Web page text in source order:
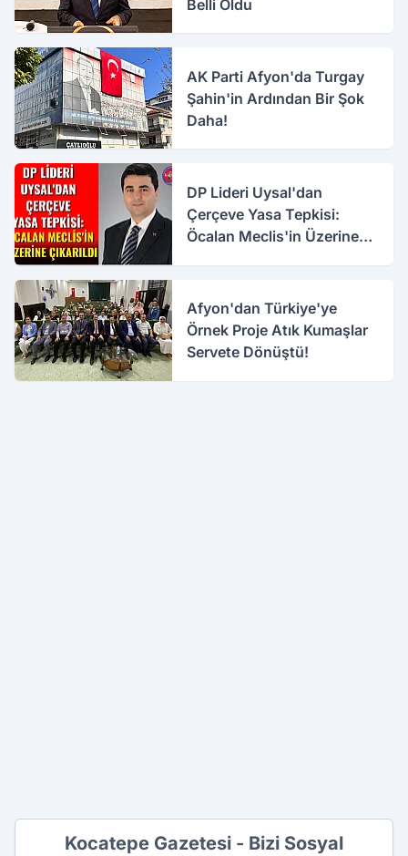
Belli Oldu
AK Parti Afyon'da Turgay
Şahin'in Ardından Bir Şok
Daha!
DP Lideri Uysal'dan
Çerçeve Yasa Tepkisi:
Öcalan Meclis'in Üzerine
Afyon'dan Türkiye'ye
Örnek Proje Atık Kumaşlar
Servete Dönüştü!
Kocatepe Gazetesi - Bizi Sosyal